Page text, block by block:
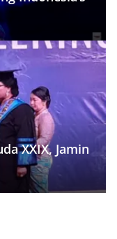
XXIX, Jamin